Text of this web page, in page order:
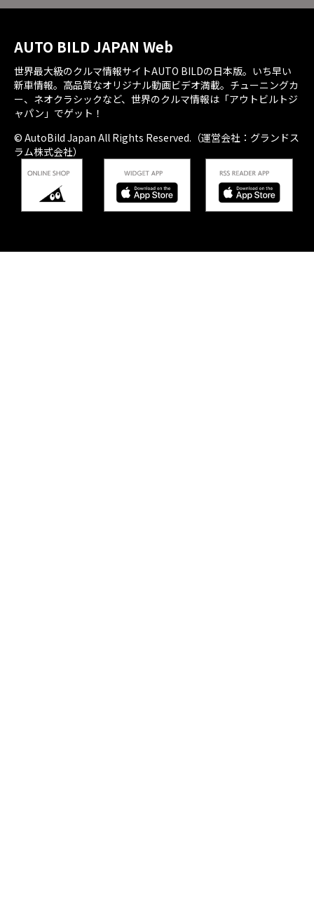
AUTO BILD JAPAN Web
世界最大級のクルマ情報サイトAUTO BILDの日本版。いち早い
新車情報。高品質なオリジナル動画ビデオ満載。チューニングカ
ー、ネオクラシックなど、世界のクルマ情報は「アウトビルトジ
ャパン」でゲット！
© AutoBild Japan All Rights Reserved.（運営会社：グランドス
ラム株式会社）